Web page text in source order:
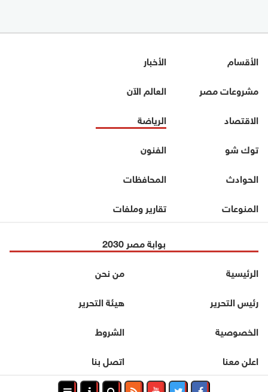
الأقسام
الأخبار
مشروعات مصر
العالم الآن
الاقتصاد
الرياضة
توك شو
الفنون
الحوادث
المحافظات
المنوعات
تقارير وملفات
بوابة مصر 2030
الرئيسية
من نحن
رئيس التحرير
هيئة التحرير
الخصوصية
الشروط
اعلن معنا
اتصل بنا